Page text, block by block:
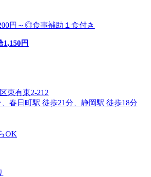
円～◎食事補助１食付き
1,150円
東有東2-212
春日町駅 徒歩21分、静岡駅 徒歩18分
OK